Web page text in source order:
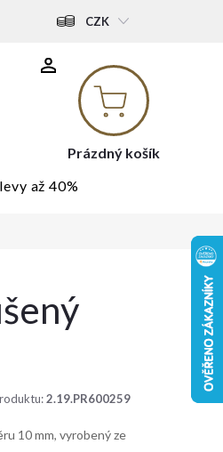
CZK
Nákupní
košík
Prázdný košík
až 40%
2.19.PR600259
10 mm, vyrobený ze